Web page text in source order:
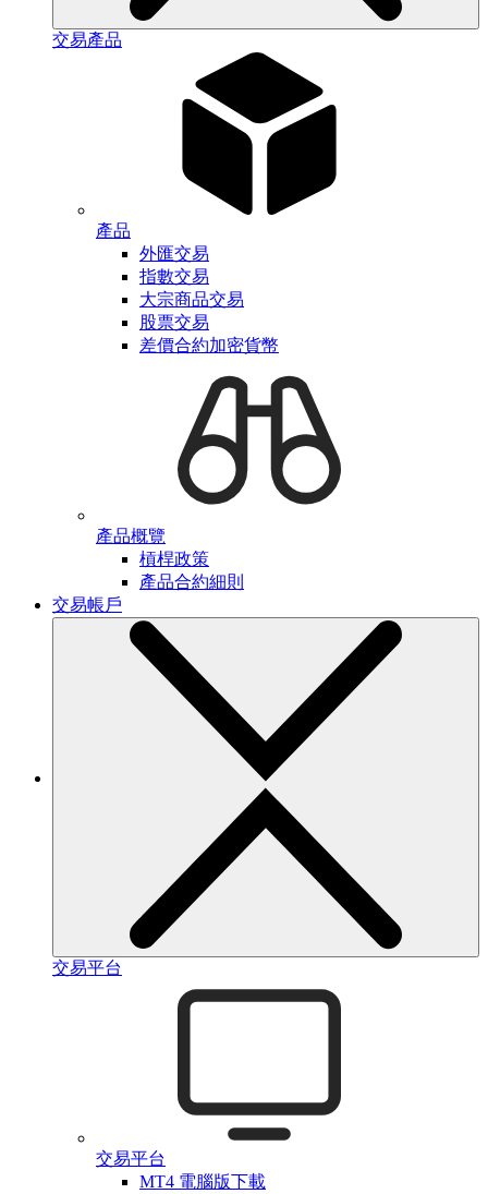
交易產品
產品
外匯交易
指數交易
大宗商品交易
股票交易
差價合約加密貨幣
產品概覽
槓桿政策
產品合約細則
交易帳戶
交易平台
交易平台
MT4 電腦版下載